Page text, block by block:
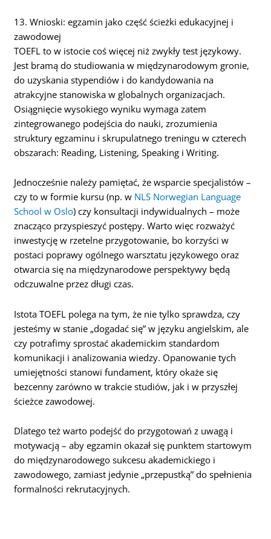
13. Wnioski: egzamin jako część ścieżki edukacyjnej i
zawodowej
TOEFL to w istocie coś więcej niż zwykły test językowy.
Jest bramą do studiowania w międzynarodowym gronie,
do uzyskania stypendiów i do kandydowania na
atrakcyjne stanowiska w globalnych organizacjach.
Osiągnięcie wysokiego wyniku wymaga zatem
zintegrowanego podejścia do nauki, zrozumienia
struktury egzaminu i skrupulatnego treningu w czterech
obszarach: Reading, Listening, Speaking i Writing.
Jednocześnie należy pamiętać, że wsparcie specjalistów –
czy to w formie kursu (np. w NLS Norwegian Language
School w Oslo) czy konsultacji indywidualnych – może
znacząco przyspieszyć postępy. Warto więc rozważyć
inwestycję w rzetelne przygotowanie, bo korzyści w
postaci poprawy ogólnego warsztatu językowego oraz
otwarcia się na międzynarodowe perspektywy będą
odczuwalne przez długi czas.
Istota TOEFL polega na tym, że nie tylko sprawdza, czy
jesteśmy w stanie „dogadać się” w języku angielskim, ale
czy potrafimy sprostać akademickim standardom
komunikacji i analizowania wiedzy. Opanowanie tych
umiejętności stanowi fundament, który okaże się
bezcenny zarówno w trakcie studiów, jak i w przyszłej
ścieżce zawodowej.
Dlatego też warto podejść do przygotowań z uwagą i
motywacją – aby egzamin okazał się punktem startowym
do międzynarodowego sukcesu akademickiego i
zawodowego, zamiast jedynie „przepustką” do spełnienia
formalności rekrutacyjnych.